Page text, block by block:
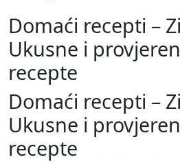
Domaći recepti –
Ukusne i
recepte
Domaći recepti –
Ukusne i
recepte